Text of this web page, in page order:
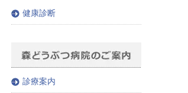
健康診断
診療案内